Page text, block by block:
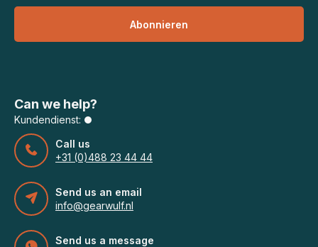
Abonnieren
Can we help?
Kundendienst:
Call us
+31 (0)488 23 44 44
Send us an email
info@gearwulf.nl
Send us a message